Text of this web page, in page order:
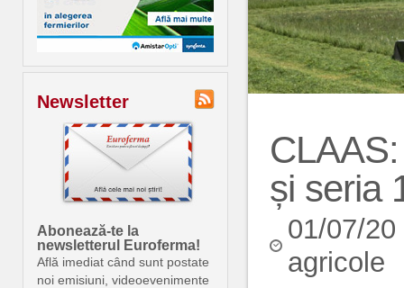
Newsletter
Abonează-te la
newsletterul Euroferma!
Află imediat când sunt postate
noi emisiuni, videoevenimente
și seria
01/07/
agricole